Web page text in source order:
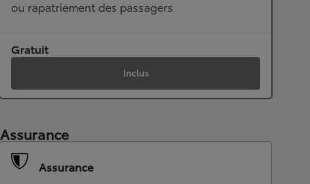
ou rapatriement des passagers
Gratuit
Inclus
Assurance
Assurance